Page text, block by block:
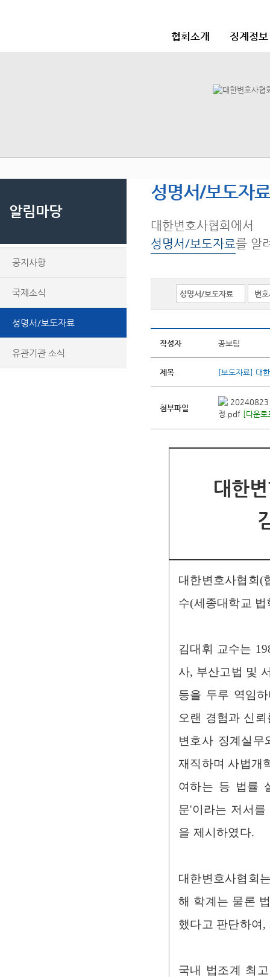
협회소개 징계정
알림마당
공지사항
국제소식
성명서/보도자료
유관기관 소식
성명서/보도자료
대한변호사협회에서
성명서/보도자료를 알
작성자 공보팀
제목 [보도자료] 대
첨부파일
20240823
정.pdf [다운
대한
대한변호사협회(
수(세종대학교
김대휘 교수는
사, 부산고법 및
등을 두루 역임
오랜 경험과 신
변호사 징계실무
재직하며 사법개
여하는 등 법률
문'이라는 저서
을 제시하였다.
대한변호사협회
해 학계는 물론
했다고 판단하여
국내 법조계 최